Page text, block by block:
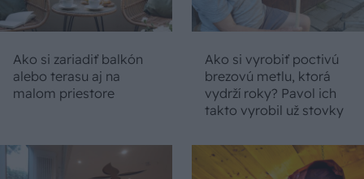
Ako si zariadiť balkón
alebo terasu aj na
malom priestore
Ako si vyrobiť poctivú
brezovú metlu, ktorá
vydrží roky? Pavol ich
takto vyrobil už stovky